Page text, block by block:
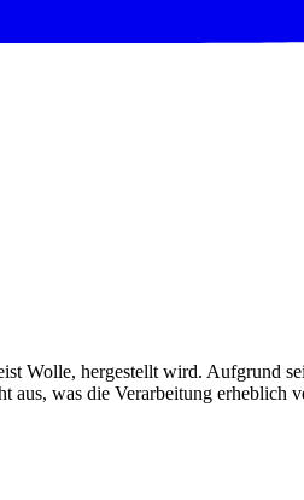
Wolle, hergestellt wird. Aufgrund
aus, was die Verarbeitung erheblich